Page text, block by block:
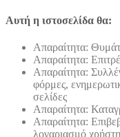
Αυτή η ιστοσελίδα θα:
Απαραίτητα:
Απαραίτητα:
Απαραίτητα:
φόρμες,
σελίδες
Απαραίτητα:
Απαραίτητα:
λογαριασμό